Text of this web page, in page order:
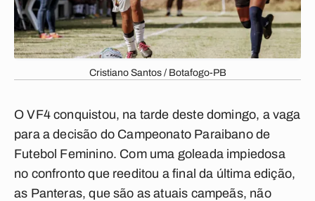
Cristiano Santos / Botafogo-PB
O VF4 conquistou, na tarde deste domingo, a vaga
para a decisão do Campeonato Paraibano de
Futebol Feminino. Com uma goleada impiedosa
no confronto que reeditou a final da última edição,
as Panteras, que são as atuais campeãs, não